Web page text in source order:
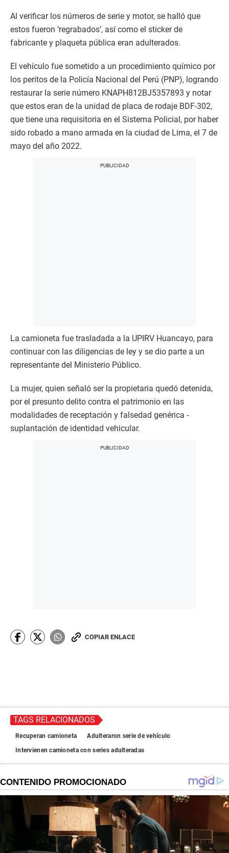
Al verificar los números de serie y motor, se halló que
estos fueron ‘regrabados’, así como el sticker de
fabricante y plaqueta pública eran adulterados.
El vehículo fue sometido a un procedimiento químico por
los peritos de la Policía Nacional del Perú (PNP), logrando
restaurar la serie número KNAPH812BJ5357893 y notar
que estos eran de la unidad de placa de rodaje BDF-302,
que tiene una requisitoria en el Sistema Policial, por haber
sido robado a mano armada en la ciudad de Lima, el 7 de
mayo del año 2022.
La camioneta fue trasladada a la UPIRV Huancayo, para
continuar con las diligencias de ley y se dio parte a un
representante del Ministerio Público.
La mujer, quien señaló ser la propietaria quedó detenida,
por el presunto delito contra el patrimonio en las
modalidades de receptación y falsedad genérica -
suplantación de identidad vehicular.
COPIAR ENLACE
TAGS RELACIONADOS
Recuperan camioneta
Adulteraron serie de vehículo
Intervienen camioneta con series adulteradas